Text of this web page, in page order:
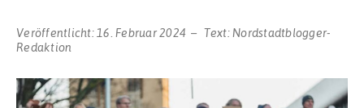
Veröffentlicht: 16. Februar 2024 Text: Nordstadtblogger-
Redaktion